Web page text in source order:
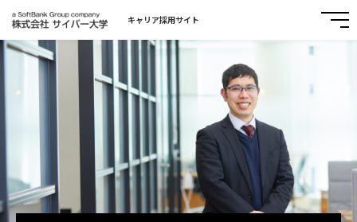
キャリア採用サイト